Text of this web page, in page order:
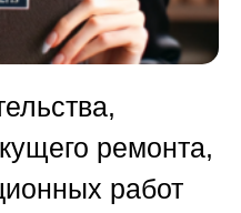
ремонта,
работ